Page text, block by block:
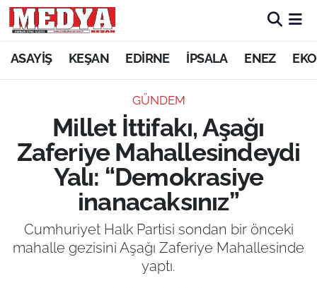
ASAYİŞ KEŞAN EDİRNE İPSALA ENEZ
GÜNDEM
Millet İttifakı, Aşağı
Zaferiye Mahallesindeydi
Yalı: “Demokrasiye
inanacaksınız”
Cumhuriyet Halk Partisi sondan bir önceki
mahalle gezisini Aşağı Zaferiye Mahallesinde
yaptı.
KEŞAN
ASAYİŞ
SİYASET
GÜNDEM
EKONOMİ